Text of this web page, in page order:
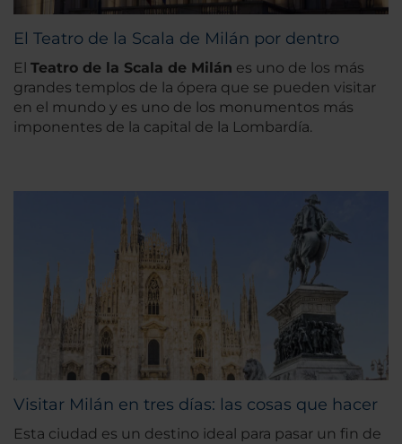
El Teatro de la Scala de Milán por dentro
El Teatro de la Scala de Milán es uno de los más
grandes templos de la ópera que se pueden visitar
en el mundo y es uno de los monumentos más
imponentes de la capital de la Lombardía.
Visitar Milán en tres días: las cosas que hacer
Esta ciudad es un destino ideal para pasar un fin de